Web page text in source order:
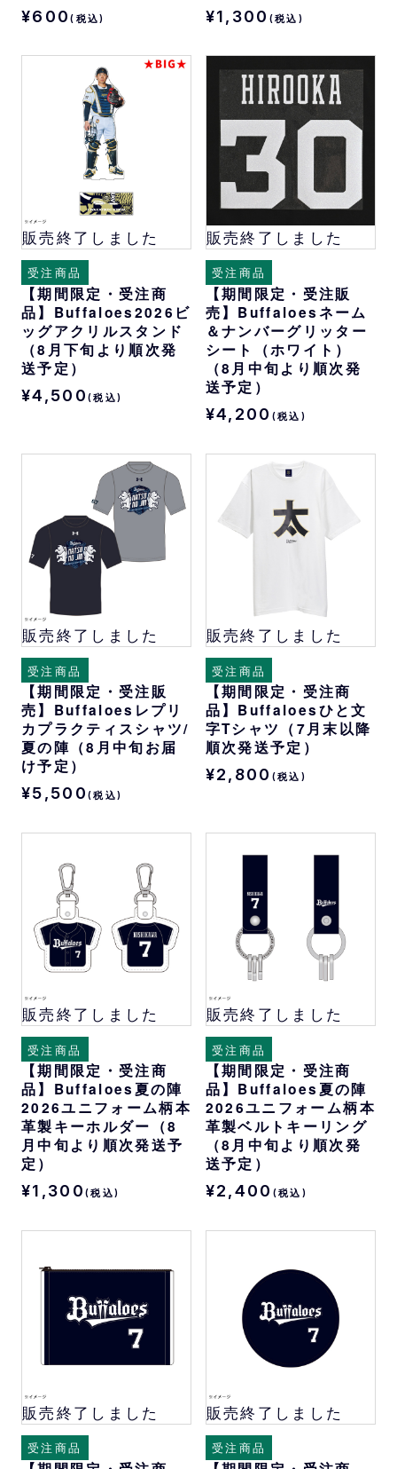
¥600(税込) ¥1,300 (税込)
販売終了しました
受注商品
【期間限定・受注商
品】Buffaloes2026ビ
ッグアクリルスタンド
（8月下旬より順次発
送予定）
¥4,500 (税込)
販売終了しました
受注商品
【期間限定・受注販
売】Buffaloesネーム
＆ナンバーグリッター
シート（ホワイト）
（8月中旬より順次発
送予定）
¥4,200 (税込)
販売終了しました
受注商品
【期間限定・受注販
売】Buffaloesレプリ
カプラクティスシャツ/
夏の陣（8月中旬お届
け予定）
¥5,500 (税込)
販売終了しました
受注商品
【期間限定・受注商
品】Buffaloesひと文
字Tシャツ（7月末以降
順次発送予定）
¥2,800 (税込)
販売終了しました
受注商品
【期間限定・受注商
品】Buffaloes夏の陣
2026ユニフォーム柄本
革製キーホルダー（8
月中旬より順次発送予
定）
¥1,300 (税込)
販売終了しました
受注商品
【期間限定・受注商
品】Buffaloes夏の陣
2026ユニフォーム柄本
革製ベルトキーリング
（8月中旬より順次発
送予定）
¥2,400 (税込)
販売終了しました
受注商品
販売終了しました
受注商品